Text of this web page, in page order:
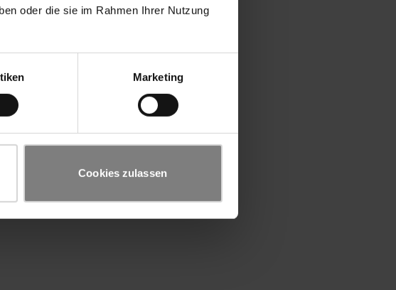
oder die sie im Rahmen Ihrer Nutzung
Marketing
Cookies zulassen